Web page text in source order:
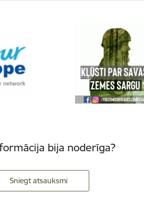
bija noderīga?
Sniegt atsauksmi